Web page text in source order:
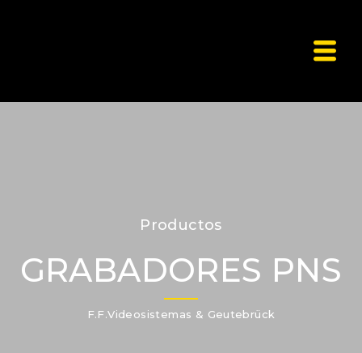
Productos
GRABADORES PNS
F.F.Videosistemas & Geutebrück